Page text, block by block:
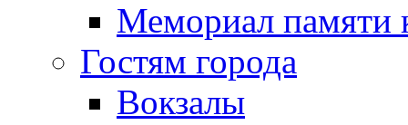
Мемориал памяти
Гостям города
Вокзалы